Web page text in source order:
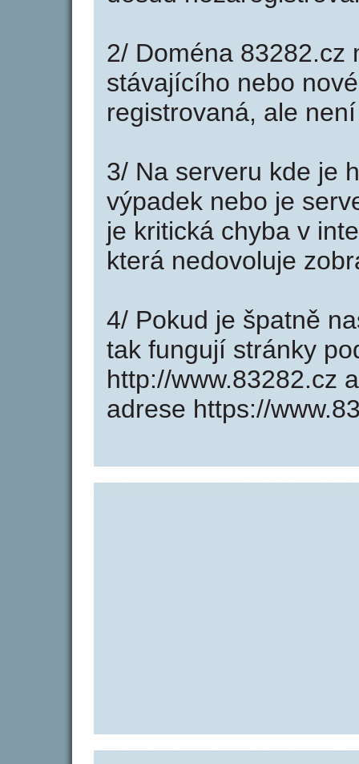
2/ Doména 83282.cz
stávajícího nebo
registrovaná, ale
3/ Na serveru kde je
výpadek nebo je
je kritická chyba v
která nedovoluje
4/ Pokud je špatně
tak fungují stránky
http://www.83282.cz
adrese https://